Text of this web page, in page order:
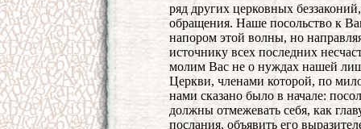
ряд других церковных
обращения. Наше посольство к
напором этой волны, но
источнику всех последних
молим Вас не о нуждах нашей
Церкви, членами которой, по
нами сказано было в начале:
должны отмежевать себя, как
послания, объявить его